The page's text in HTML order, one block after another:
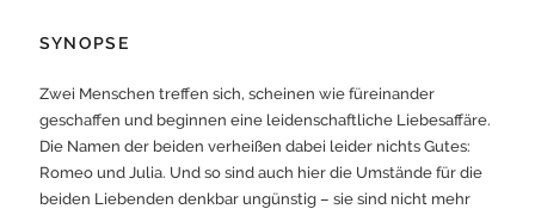
SYNOPSE
Zwei Menschen treffen sich, scheinen wie füreinander
geschaffen und beginnen eine leidenschaftliche Liebesaffäre.
Die Namen der beiden verheißen dabei leider nichts Gutes:
Romeo und Julia. Und so sind auch hier die Umstände für die
beiden Liebenden denkbar ungünstig – sie sind nicht mehr